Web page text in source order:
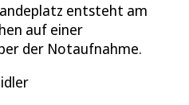
entsteht am
auf einer
der Notaufnahme.